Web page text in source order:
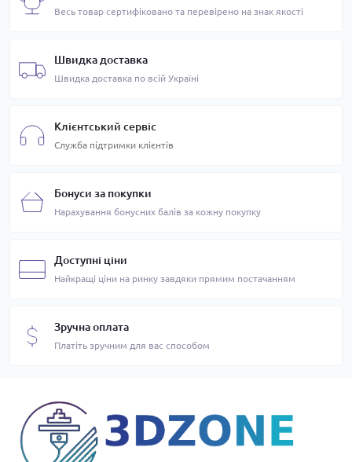
Весь товар сертифіковано та перевірено на знак якості
Швидка доставка
Швидка доставка по всій Україні
Клієнтський сервіс
Служба підтримки клієнтів
Бонуси за покупки
Нарахування бонусних балів за кожну покупку
Доступні ціни
Найкращі ціни на ринку завдяки прямим постачанням
Зручна оплата
Платіть зручним для вас способом